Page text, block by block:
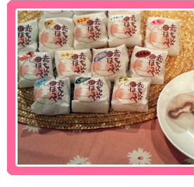
コンテンツ・アプリ
ショッピング
会社概要・ビジョン
お問い合わせ